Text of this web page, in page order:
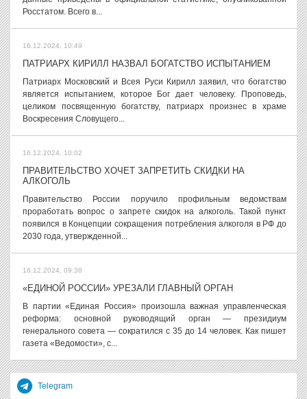
Росстатом. Всего в...
16.12.2024, 10:49
ПАТРИАРХ КИРИЛЛ НАЗВАЛ БОГАТСТВО ИСПЫТАНИЕМ
Патриарх Московский и Всея Руси Кирилл заявил, что богатство
является испытанием, которое Бог дает человеку. Проповедь,
целиком посвященную богатству, патриарх произнес в храме
Воскресения Словущего...
16.12.2024, 10:02
ПРАВИТЕЛЬСТВО ХОЧЕТ ЗАПРЕТИТЬ СКИДКИ НА
АЛКОГОЛЬ
Правительство России поручило профильным ведомствам
проработать вопрос о запрете скидок на алкоголь. Такой пункт
появился в Концепции сокращения потребления алкоголя в РФ до
2030 года, утвержденной...
16.12.2024, 09:38
«ЕДИНОЙ РОССИИ» УРЕЗАЛИ ГЛАВНЫЙ ОРГАН
В партии «Единая Россия» произошла важная управленческая
реформа: основной руководящий орган — президиум
генерального совета — сократился с 35 до 14 человек. Как пишет
газета «Ведомости», с...
Telegram